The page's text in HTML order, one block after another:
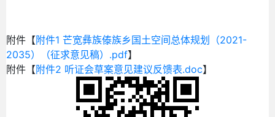
附件【附件1 芒宽彝族傣族乡国土空间总体规划（2021-
2035）（征求意见稿）.pdf】
附件【附件2 听证会草案意见建议反馈表.doc】